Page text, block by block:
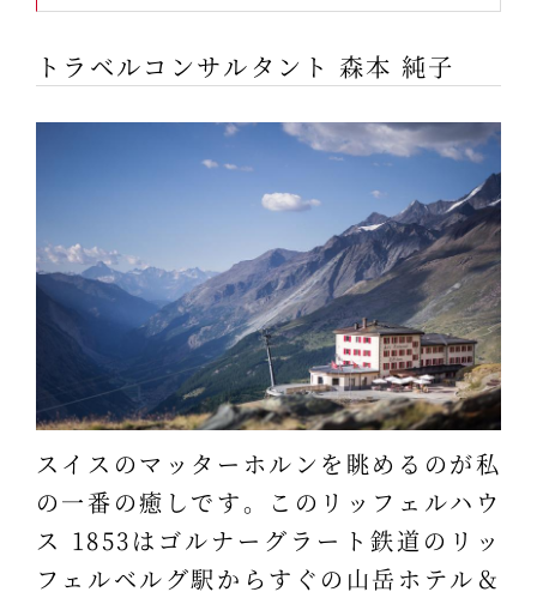
トラベルコンサルタント 森本 純子
スイスのマッターホルンを眺めるのが私
の一番の癒しです。このリッフェルハウ
ス 1853はゴルナーグラート鉄道のリッ
フェルベルグ駅からすぐの山岳ホテル＆